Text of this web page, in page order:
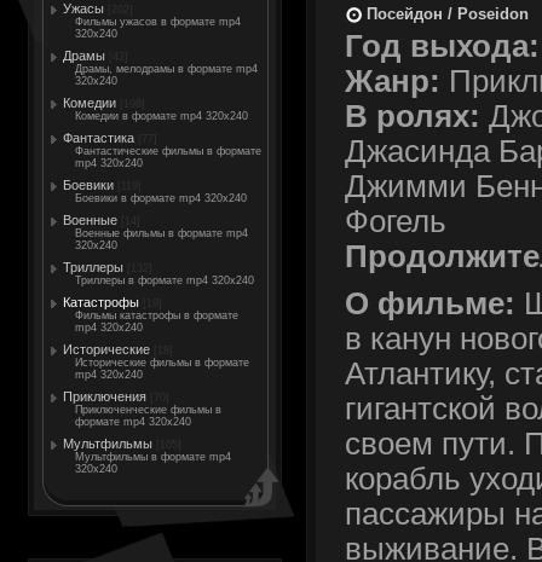
Ужасы
Фильмы ужасов в формате mp4
320x240
Драмы
Драмы, мелодрамы в формате mp4
320x240
Комедии
Комедии в формате mp4 320x240
Фантастика
Фантастические фильмы в формате
mp4 320x240
Боевики
Боевики в формате mp4 320x240
Военные
Военные фильмы в формате mp4
320x240
Триллеры
Триллеры в формате mp4 320x240
Катастрофы
Фильмы катастрофы в формате
mp4 320x240
Исторические
Исторические фильмы в формате
mp4 320x240
Приключения
Приключенческие фильмы в
формате mp4 320x240
Мультфильмы
Мультфильмы в формате mp4
320x240
Посейдон / Poseidon
Год выхода:
Жанр:
В ролях:
Джасинда
Джимми
Фогель
О фильме:
в канун
Атлантику,
гигантской
своем пути.
корабль
пассажиры
выживание.